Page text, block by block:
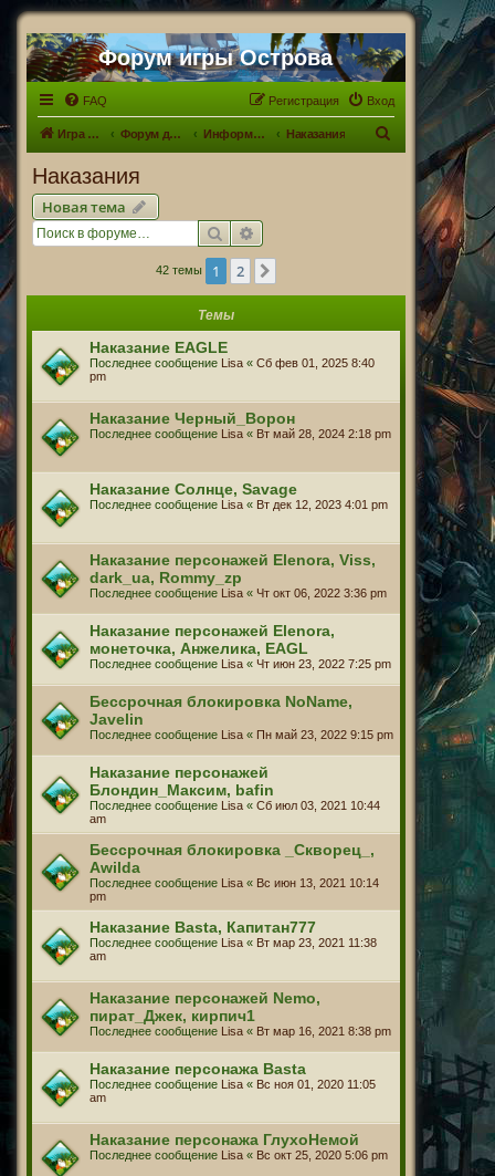
Форум игры Острова
FAQ Вход
Регистрация
Игра Острова Форум для Островитян Информационный раздел Наказания
Наказания
Новая тема
Поиск
42 темы 1 2
Темы
Наказание EAGLE
Последнее сообщение Lisa « Сб фев 01, 2025 8:40
pm
Наказание Черный_Ворон
Последнее сообщение Lisa « Вт май 28, 2024 2:18 pm
Наказание Солнце, Savage
Последнее сообщение Lisa « Вт дек 12, 2023 4:01 pm
Наказание персонажей Elenora, Viss,
dark_ua, Rommy_zp
Последнее сообщение Lisa « Чт окт 06, 2022 3:36 pm
Наказание персонажей Elenora,
монеточка, Анжелика, EAGL
Последнее сообщение Lisa « Чт июн 23, 2022 7:25 pm
Бессрочная блокировка NoName,
Javelin
Последнее сообщение Lisa « Пн май 23, 2022 9:15 pm
Наказание персонажей
Блондин_Максим, bafin
Последнее сообщение Lisa « Сб июл 03, 2021 10:44
am
Бессрочная блокировка _Скворец_,
Awilda
Последнее сообщение Lisa « Вс июн 13, 2021 10:14
pm
Наказание Basta, Капитан777
Последнее сообщение Lisa « Вт мар 23, 2021 11:38
am
Наказание персонажей Nemo,
пират_Джек, кирпич1
Последнее сообщение Lisa « Вт мар 16, 2021 8:38 pm
Наказание персонажа Basta
Последнее сообщение Lisa « Вс ноя 01, 2020 11:05
am
Наказание персонажа ГлухоНемой
Последнее сообщение Lisa « Вс окт 25, 2020 5:06 pm